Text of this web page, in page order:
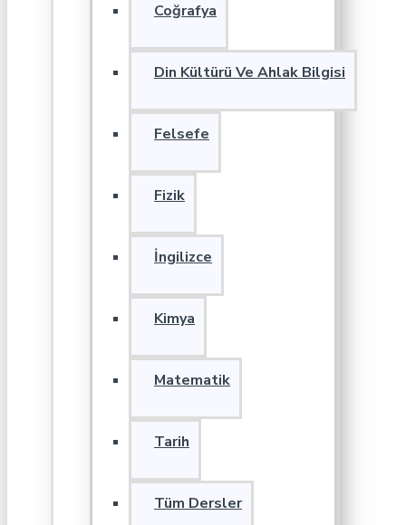
Coğrafya
Din Kültürü Ve Ahlak Bilgisi
Felsefe
Fizik
İngilizce
Kimya
Matematik
Tarih
Tüm Dersler